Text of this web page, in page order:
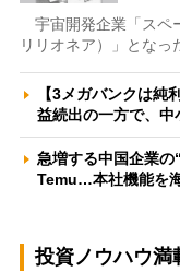
宇宙開発企業「スペ
リリオネア）」とな
【3メガバンクは純
益続出の一方で、
急増する中国企業
Temu…本社機能を
投資ノウハウ満